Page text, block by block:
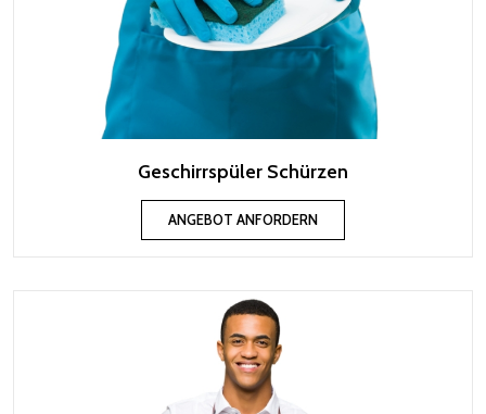
Geschirrspüler Schürzen
ANGEBOT ANFORDERN